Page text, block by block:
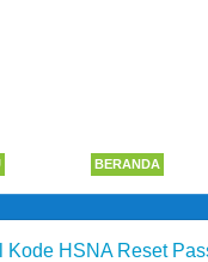
BERANDA
Kode HSNA Reset